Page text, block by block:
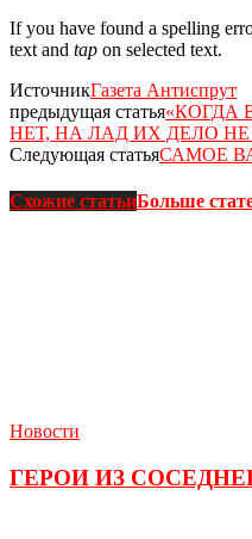
If you have found a spelling
text and tap on selected text.
ИсточникГазета Антиспрут
предыдущая статья«КОГДА
НЕТ, НА ЛАД ИХ ДЕЛО
Следующая статьяСАМОЕ
Схожие статьиБольше
Новости
ГЕРОИ ИЗ